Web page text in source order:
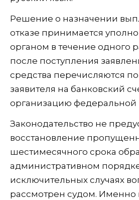
Решение о назначении
отказе принимается
органом в течение одного
после поступления
средства перечисляются
заявителя на банковский
организацию федеральной
Законодательство не
восстановление
шестимесячного срока
административном
исключительных случаях
рассмотрен судом. Именно